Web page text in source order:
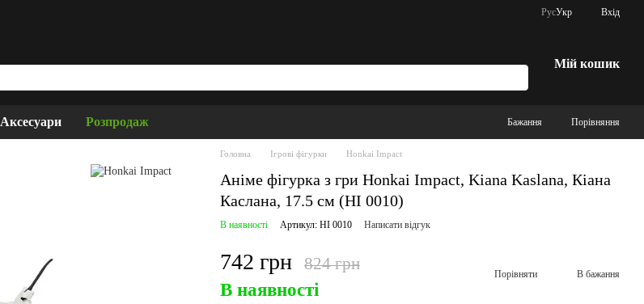
РусУкр Вхід
Мій кошик
Аксесуари Розпродаж Бажання Порівняння
Головна Ігрові фігурки Honkai Impact
Аніме фігурка з гри Honkai Impact, Kiana Kaslana, Кіана
Каслана, 17.5 см (HI 0010)
В наявності Артикул: HI 0010 Написати відгук
742 грн 824 грн
В наявності
Порівняти В бажання